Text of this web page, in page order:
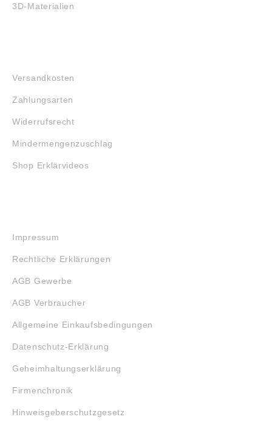
3D-Materialien
Versandkosten
Zahlungsarten
Widerrufsrecht
Mindermengenzuschlag
Shop Erklärvideos
Impressum
Rechtliche Erklärungen
AGB Gewerbe
AGB Verbraucher
Allgemeine Einkaufsbedingungen
Datenschutz-Erklärung
Geheimhaltungserklärung
Firmenchronik
Hinweisgeberschutzgesetz